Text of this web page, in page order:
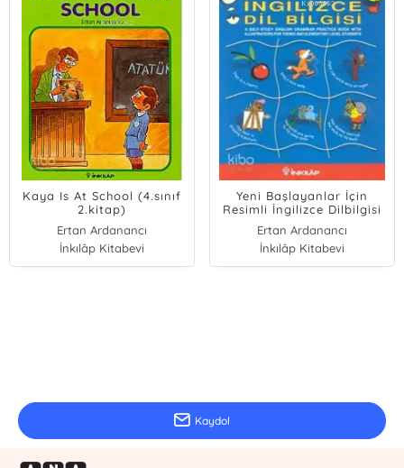
Kaya Is At School (4.sınıf
2.kitap)
Ertan Ardanancı
İnkılâp Kitabevi
Yeni Başlayanlar İçin
Resimli İngilizce Dilbilgisi
Ertan Ardanancı
İnkılâp Kitabevi
Kaydol